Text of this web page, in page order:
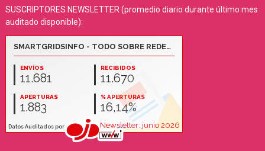
SUSCRIPTORES NEWSLETTER (promedio diario durante último mes
auditado disponible):